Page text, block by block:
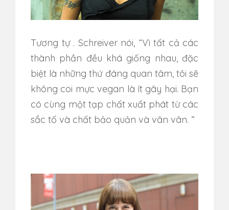
Tương tự. Schreiver nói, “Vì tất cả các
thành phần đều khá giống nhau, đặc
biệt là những thứ đáng quan tâm, tôi sẽ
không coi mực vegan là ít gây hại. Bạn
có cùng một tạp chất xuất phát từ các
sắc tố và chất bảo quản và vân vân. ”